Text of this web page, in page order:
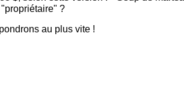
?
au plus vite !